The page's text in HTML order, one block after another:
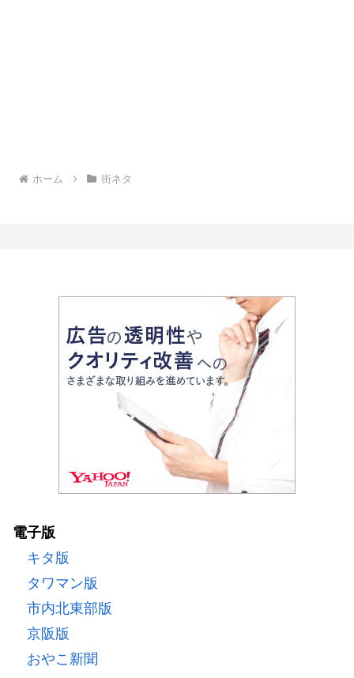
ホーム 街ネタ
電子版
キタ版
タワマン版
市内北東部版
京阪版
おやこ新聞